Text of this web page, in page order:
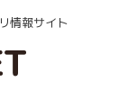
情報サイト